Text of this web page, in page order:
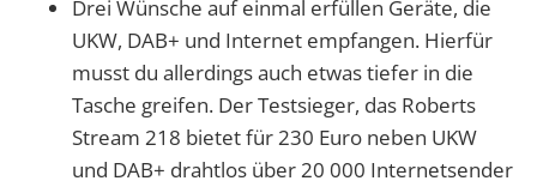
Drei Wünsche auf einmal erfüllen Geräte, die
UKW, DAB+ und Internet empfangen. Hierfür
musst du allerdings auch etwas tiefer in die
Tasche greifen. Der Testsieger, das Roberts
Stream 218 bietet für 230 Euro neben UKW
und DAB+ drahtlos über 20 000 Internetsender